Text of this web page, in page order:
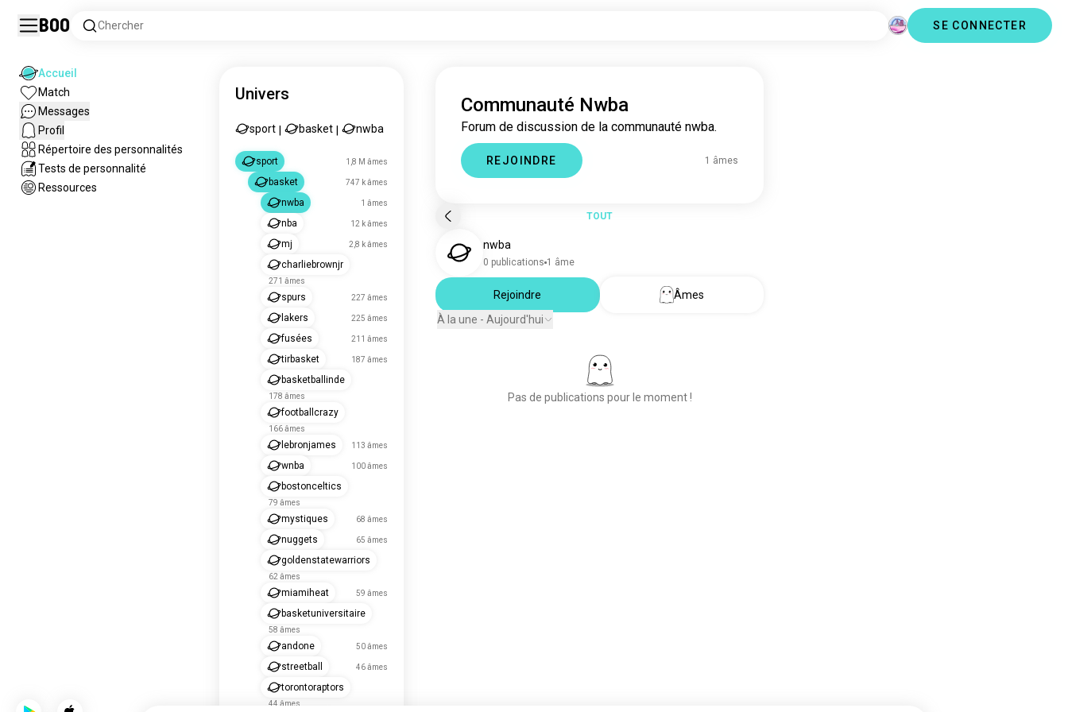
Boo Chercher SE CONNECTER
Accueil
Match
Messages
Profil
Répertoire des personnalités
Tests de personnalité
Ressources
Univers
sport basket nwba
sport 1,8 M âmes
basket 747 k âmes
nwba 1 âmes
nba 12 k âmes
mj 2,8 k âmes
charliebrownjr
271 âmes
spurs 227 âmes
lakers 225 âmes
fusées 211 âmes
tirbasket 187 âmes
basketballinde
178 âmes
footballcrazy
166 âmes
lebronjames 113 âmes
wnba 100 âmes
bostonceltics
79 âmes
mystiques 68 âmes
nuggets 65 âmes
goldenstatewarriors
62 âmes
miamiheat 59 âmes
basketuniversitaire
58 âmes
andone 50 âmes
streetball 46 âmes
torontoraptors
44 âmes
Communauté Nwba
Forum de discussion de la communauté nwba.
REJOINDRE 1 âmes
TOUT
nwba
0 publications 1 âme
Rejoindre
Âmes
À la une - Aujourd'hui
Pas de publications pour le moment !